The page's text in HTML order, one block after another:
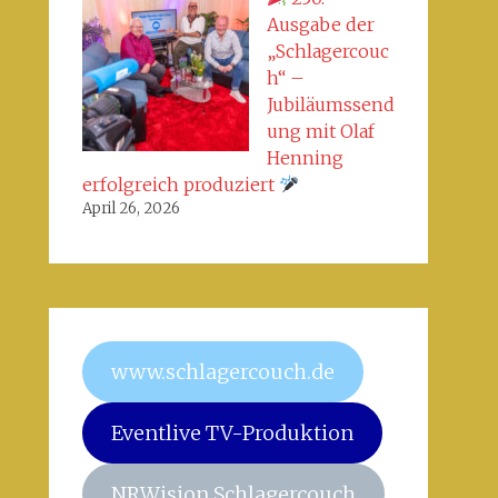
Ausgabe der
„Schlagercouc
h“ –
Jubiläumssend
ung mit Olaf
Henning
erfolgreich produziert
April 26, 2026
www.schlagercouch.de
Eventlive TV-Produktion